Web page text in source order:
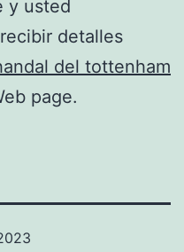
y usted
detalles
del tottenham
page.